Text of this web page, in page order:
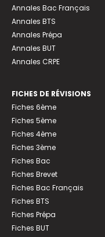
Annales Bac Français
Annales BTS
Annales Prépa
Annales BUT
Annales CRPE
FICHES DE RÉVISIONS
Fiches 6ème
Fiches 5ème
Fiches 4ème
Fiches 3ème
Fiches Bac
Fiches Brevet
Fiches Bac Français
Fiches BTS
Fiches Prépa
Fiches BUT